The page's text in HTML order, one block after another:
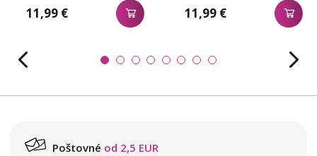
11,99 € 11,99 €
Poštovné od 2,5 EUR